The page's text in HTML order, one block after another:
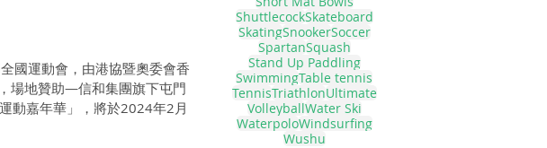
國運動會，由港協暨奧委會香
場地贊助—信和集團旗下屯門
動嘉年華」，將於2024年2月
ShuttlecockSkateboard
SkatingSnookerSoccer
SpartanSquash
Stand Up Paddling
SwimmingTable tennis
TennisTriathlonUltimate
VolleyballWater Ski
WaterpoloWindsurfing
Wushu